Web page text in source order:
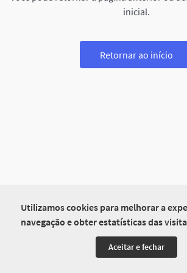
Utilizamos cookies para melhorar a
navegação e obter estatísticas das
Aceitar e fechar
inicial.
Retornar ao início